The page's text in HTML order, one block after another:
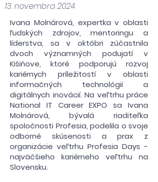
13. novembra 2024
Ivana Molnárová, expertka v oblasti
ľudských zdrojov, mentoringu a
líderstva, sa v októbri zúčastnila
dvoch významných podujatí v
Kišiňove, ktoré podporujú rozvoj
kariérnych príležitostí v oblasti
informačných technológií a
digitálnych inovácií. Na veľtrhu práce
National IT Career EXPO sa Ivana
Molnárová, bývalá riaditeľka
spoločnosti Profesia, podelila o svoje
odborné skúsenosti a prax z
organizácie veľtrhu Profesia Days -
najväčšieho kariérneho veľtrhu na
Slovensku.